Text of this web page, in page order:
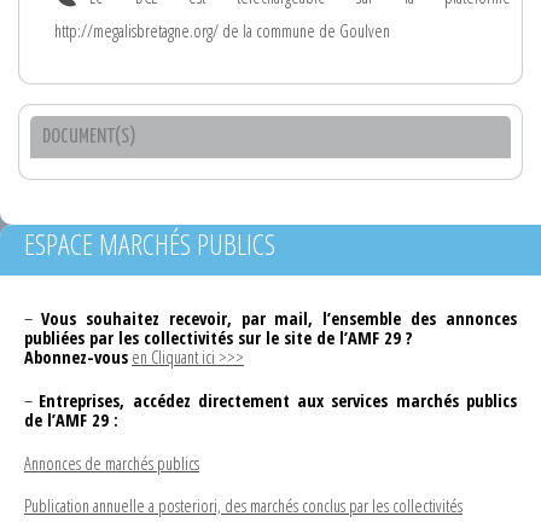
http://megalisbretagne.org/ de la commune de Goulven
DOCUMENT(S)
ESPACE MARCHÉS PUBLICS
– Vous souhaitez recevoir, par mail, l’ensemble des annonces
publiées par les collectivités sur le site de l’AMF 29 ?
Abonnez-vous en Cliquant ici >>>
– Entreprises, accédez directement aux services marchés publics
de l’AMF 29 :
Annonces de marchés publics
Publication annuelle a posteriori, des marchés conclus par les collectivités